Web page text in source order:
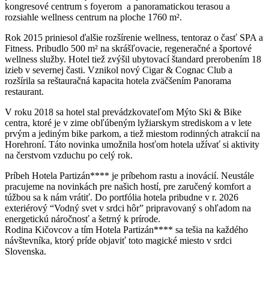
kongresové centrum s foyerom a panoramatickou terasou a
rozsiahle wellness centrum na ploche 1760 m².
Rok 2015 priniesol ďalšie rozšírenie wellness, tentoraz o časť SPA a
Fitness. Pribudlo 500 m² na skrášľovacie, regeneračné a športové
wellness služby. Hotel tiež zvýšil ubytovací štandard prerobením 18
izieb v severnej časti. Vznikol nový Cigar & Cognac Club a
rozšírila sa reštauračná kapacita hotela zväčšením Panorama
restaurant.
V roku 2018 sa hotel stal prevádzkovateľom Mýto Ski & Bike
centra, ktoré je v zime obľúbeným lyžiarskym strediskom a v lete
prvým a jediným bike parkom, a tiež miestom rodinných atrakcií na
Horehroní. Táto novinka umožnila hosťom hotela užívať si aktivity
na čerstvom vzduchu po celý rok.
Príbeh Hotela Partizán**** je príbehom rastu a inovácií. Neustále
pracujeme na novinkách pre našich hostí, pre zaručený komfort a
túžbou sa k nám vrátiť. Do portfólia hotela pribudne v r. 2026
exteriérový “Vodný svet v srdci hôr” pripravovaný s ohľadom na
energetickú náročnosť a šetrný k prírode.
Rodina Kičovcov a tím Hotela Partizán**** sa tešia na každého
návštevníka, ktorý príde objaviť toto magické miesto v srdci
Slovenska.